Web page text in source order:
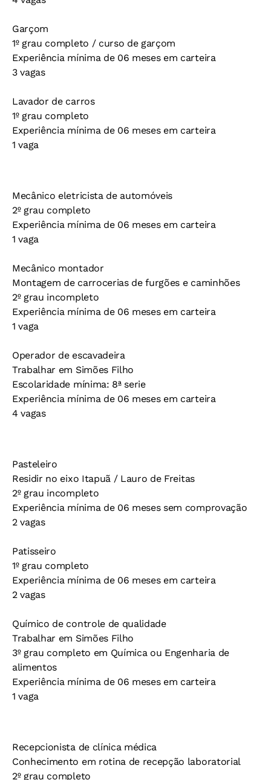
Garçom
1º grau completo / curso de garçom
Experiência mínima de 06 meses em carteira
3 vagas
Lavador de carros
1º grau completo
Experiência mínima de 06 meses em carteira
1 vaga
Mecânico eletricista de automóveis
2º grau completo
Experiência mínima de 06 meses em carteira
1 vaga
Mecânico montador
Montagem de carrocerias de furgões e caminhões
2º grau incompleto
Experiência mínima de 06 meses em carteira
1 vaga
Operador de escavadeira
Trabalhar em Simões Filho
Escolaridade mínima: 8ª serie
Experiência mínima de 06 meses em carteira
4 vagas
Pasteleiro
Residir no eixo Itapuã / Lauro de Freitas
2º grau incompleto
Experiência mínima de 06 meses sem comprovação
2 vagas
Patisseiro
1º grau completo
Experiência mínima de 06 meses em carteira
2 vagas
Químico de controle de qualidade
Trabalhar em Simões Filho
3º grau completo em Química ou Engenharia de
alimentos
Experiência mínima de 06 meses em carteira
1 vaga
Recepcionista de clínica médica
Conhecimento em rotina de recepção laboratorial
2º grau completo